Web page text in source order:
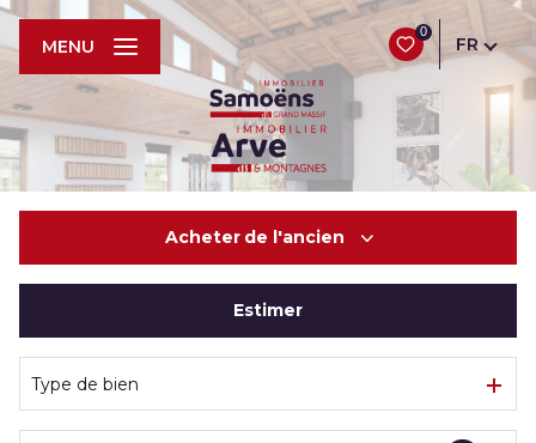
0
FR
MENU
Acheter de l'ancien
De l'immo pro
Estimer
Type de bien